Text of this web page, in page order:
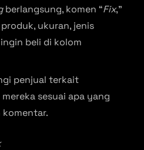
berlangsung, komen “Fix,”
ukuran, jenis
beli di kolom
penjual terkait
sesuai apa yang